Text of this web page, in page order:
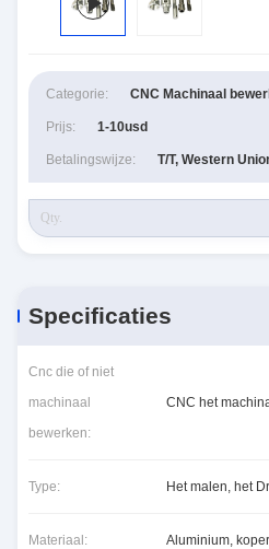
Categorie: CNC Machinaal
Prijs: 1-10usd
Betalingswijze: T/T, Western
Specificaties
Cnc die of niet
machinaal
bewerken:
CNC het
Type: Het malen, het
Materiaal: Aluminium,